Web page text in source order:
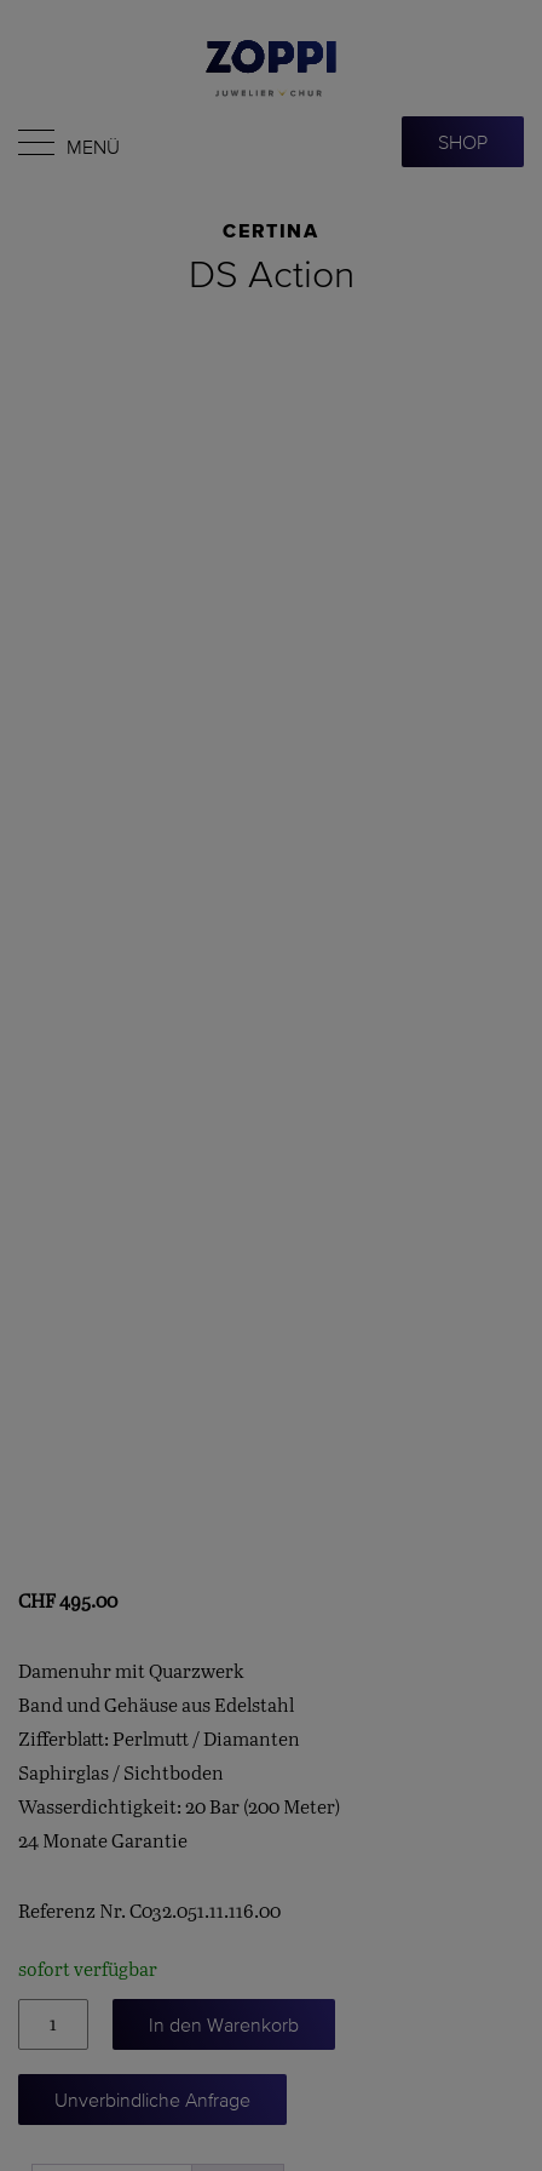
MENÜ SHOP
CERTINA
DS Action
CHF495.00
Damenuhr mit Quarzwerk
Band und Gehäuse aus Edelstahl
Zifferblatt: Perlmutt / Diamanten
Saphirglas / Sichtboden
Wasserdichtigkeit: 20 Bar (200 Meter)
24 Monate Garantie
Referenz Nr. C032.051.11.116.00
sofort verfügbar
Action
In den Warenkorb
Unverbindliche Anfrage